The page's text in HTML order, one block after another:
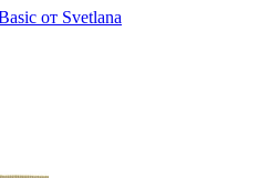
от Svetlana